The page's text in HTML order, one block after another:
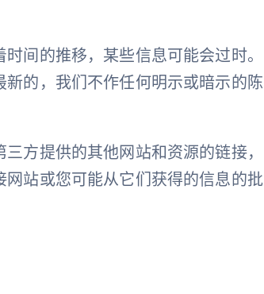
间的推移，某些信息可能会过时。
的，我们不作任何明示或暗示的陈
方提供的其他网站和资源的链接，
站或您可能从它们获得的信息的批